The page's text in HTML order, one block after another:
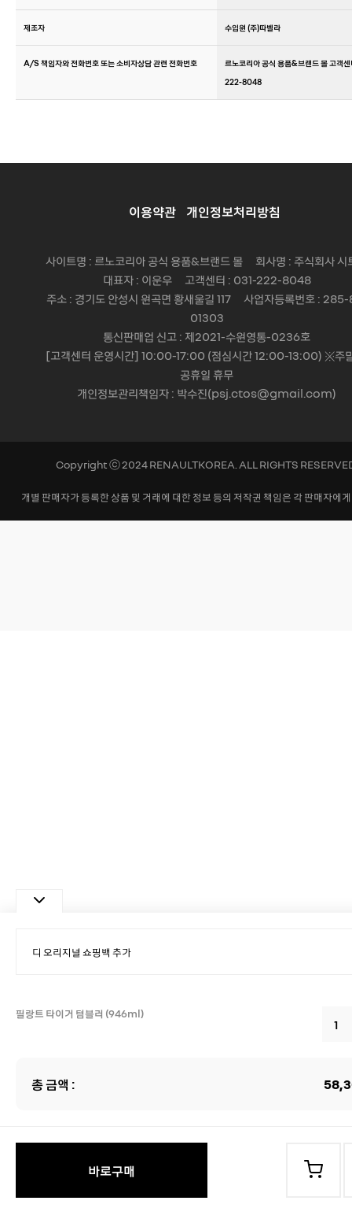
필랑트 타이거 텀블러 (946ml)
총 금액 :
바로구매
제조자 수입원 (주)따벨라
A/S 책임자와 전화번호 또는 소비자상담 관련 전화번호
르노코리아 공식 용품&브랜드 몰 고객
222-8048
이용약관 개인정보처리방침
사이트명 : 르노코리아 공식 용품&브랜드 몰 회사명 : 주식회사 시
대표자 : 이운우 고객센터 : 031-222-8048
주소 : 경기도 안성시 원곡면 황새울길 117 사업자등록번호 :
01303
통신판매업 신고 : 제2021-수원영통-0236호
[고객센터 운영시간] 10:00-17:00 (점심시간 12:00-13:00) ※주
공휴일 휴무
개인정보관리책임자 : 박수진(psj.ctos@gmail.com)
Copyright ⓒ 2024 RENAULTKOREA. ALL RIGHTS
개별 판매자가 등록한 상품 및 거래에 대한 정보 등의 저작권 책임은 각 판매자에